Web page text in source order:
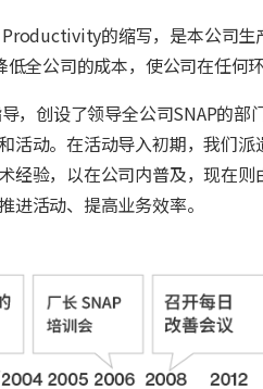
的缩写，是本公司
低全公司的成本，使公司在任何
，创设了领导全公司SNAP
活动。在活动导入初期，我们
经验，以在公司内普及，现在
进活动、提高业务效率。